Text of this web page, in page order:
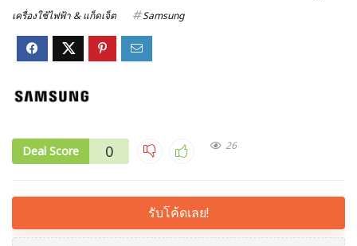
เครื่องใช้ไฟฟ้า & แก็ดเจ็ต Samsung
Deal Score 0 26
รับโค้ดเลย!